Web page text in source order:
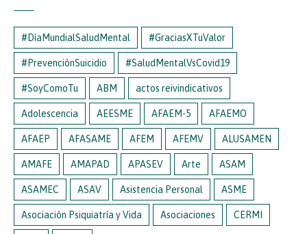
#DíaMundialSaludMental #GraciasXTuValor
#PrevenciónSuicidio #SaludMentalVsCovid19
#SoyComoTu ABM actos reivindicativos
Adolescencia AEESME AFAEM-5 AFAEMO
AFAEP AFASAME AFEM AFEMV ALUSAMEN
AMAFE AMAPAD APASEV Arte ASAM
ASAMEC ASAV Asistencia Personal ASME
Asociación Psiquiatría y Vida Asociaciones CERMI